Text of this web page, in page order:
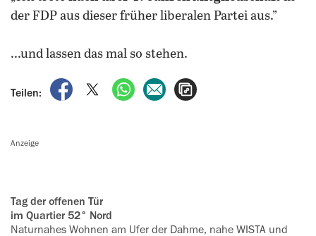
der FDP aus dieser früher liberalen Partei aus.”
...und lassen das mal so stehen.
Teilen:
auf Facebook teilen
auf X teilenper WhatsApp teilen
per E-Mail teilen
Anzeige
Tag der offenen Tür
im Quartier 52° Nord
Naturnahes Wohnen am Ufer der Dahme, nahe WISTA und